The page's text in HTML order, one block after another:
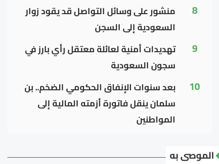
8
منشور على وسائل التواصل قد يقود زوار
السعودية إلى السجن
9
تهديدات أمنية لعائلة معتقل رأي بارز في
سجون السعودية
10
بعد سنوات الإنفاق الحكومي الضخم.. بن
سلمان ينقل فاتورة أزمته المالية إلى
المواطنين
الموصى به